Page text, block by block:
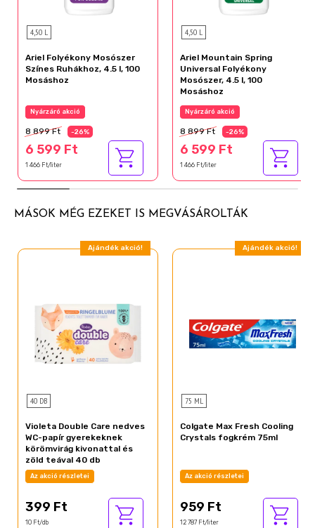
4,50 L
Ariel Folyékony Mosószer
Színes Ruhákhoz, 4.5 l, 100
Mosáshoz
Nyárzáró akció
8 899 Ft -26%
6 599 Ft
1 466 Ft/liter
4,50 L
Ariel Mountain Spring
Universal Folyékony
Mosószer, 4.5 l, 100
Mosáshoz
Nyárzáró akció
8 899 Ft -26%
6 599 Ft
1 466 Ft/liter
MÁSOK MÉG EZEKET IS MEGVÁSÁROLTÁK
Ajándék akció!
40 DB
Violeta Double Care nedves
WC-papír gyerekeknek
körömvirág kivonattal és
zöld teával 40 db
Az akció részletei
399 Ft
10 Ft/db
Ajándék akció!
75 ML
Colgate Max Fresh Cooling
Crystals fogkrém 75ml
Az akció részletei
959 Ft
12 787 Ft/liter